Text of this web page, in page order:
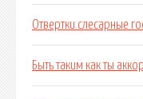
Отвертки слесарные
Быть таким как ты